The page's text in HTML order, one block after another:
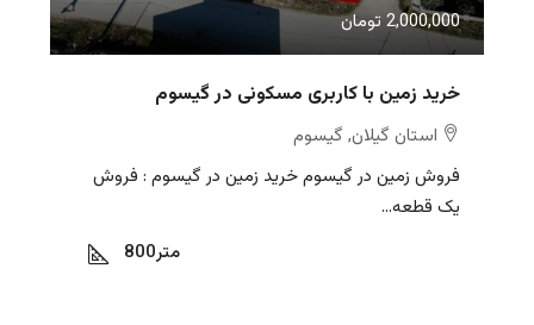
2,000,000 تومان
خرید زمین با کاربری مسکونی در گیسوم
استان گیلان, گیسوم
فروش زمین در گیسوم خرید زمین در گیسوم : فروش
یک قطعه...
800متر